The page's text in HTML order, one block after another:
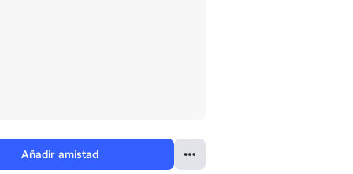
Añadir amistad